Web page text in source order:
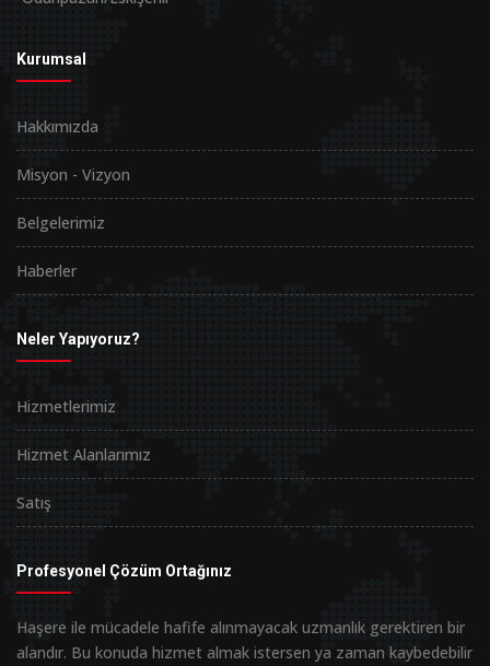
Kurumsal
Hakkımızda
Misyon - Vizyon
Belgelerimiz
Haberler
Neler Yapıyoruz?
Hizmetlerimiz
Hizmet Alanlarımız
Satış
Profesyonel Çözüm Ortağınız
Haşere ile mücadele hafife alınmayacak uzmanlık gerektiren bir
alandır. Bu konuda hizmet almak istersen ya zaman kaybedebilir